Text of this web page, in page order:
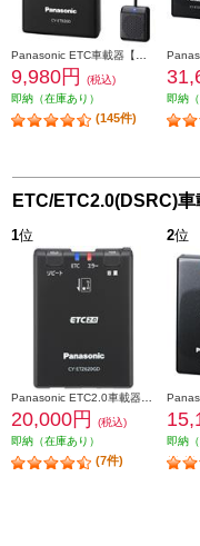
9,980円
(税込)
即納（在庫あり）
(145件)
即納
ETC/ETC2.0(DSRC)
1位
20,000円
(税込)
即納（在庫あり）
(7件)
2位
即納